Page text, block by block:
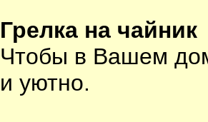
Грелка на чайник
Чтобы в Вашем
и уютно.